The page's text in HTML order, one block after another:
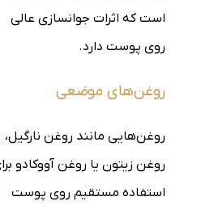
است که اثرات جوانسازی عالی
روی پوست دارد.
روغن‌های موضعی
روغن‌هایی مانند روغن نارگیل،
روغن زیتون یا روغن آووکادو
استفاده مستقیم روی پوست